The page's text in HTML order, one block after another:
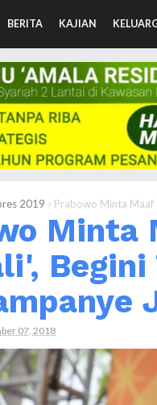
BERITA KAJIAN
2019 › Prabowo Minta Maaf
Minta
07, 2018